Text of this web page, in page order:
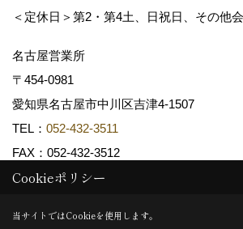
＜定休日＞第2・第4土、日祝日、その他
名古屋営業所
〒454-0981
愛知県名古屋市中川区吉津4-1507
TEL： 052-432-3511
FAX：052-432-3512
Copyright (c) 共和木材工業株式会社. All Rights
Cookieポリシー
当サイトではCookieを使用します。